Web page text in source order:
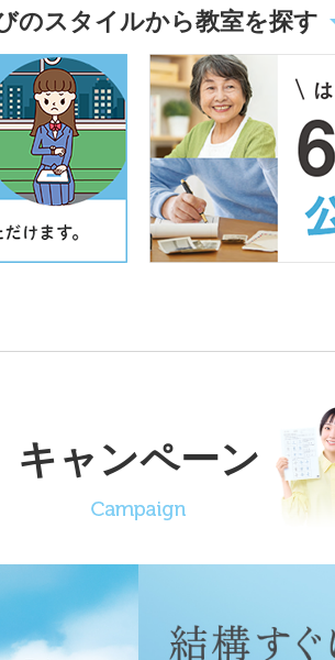
のスタイルから教室を探す
キャンペーン